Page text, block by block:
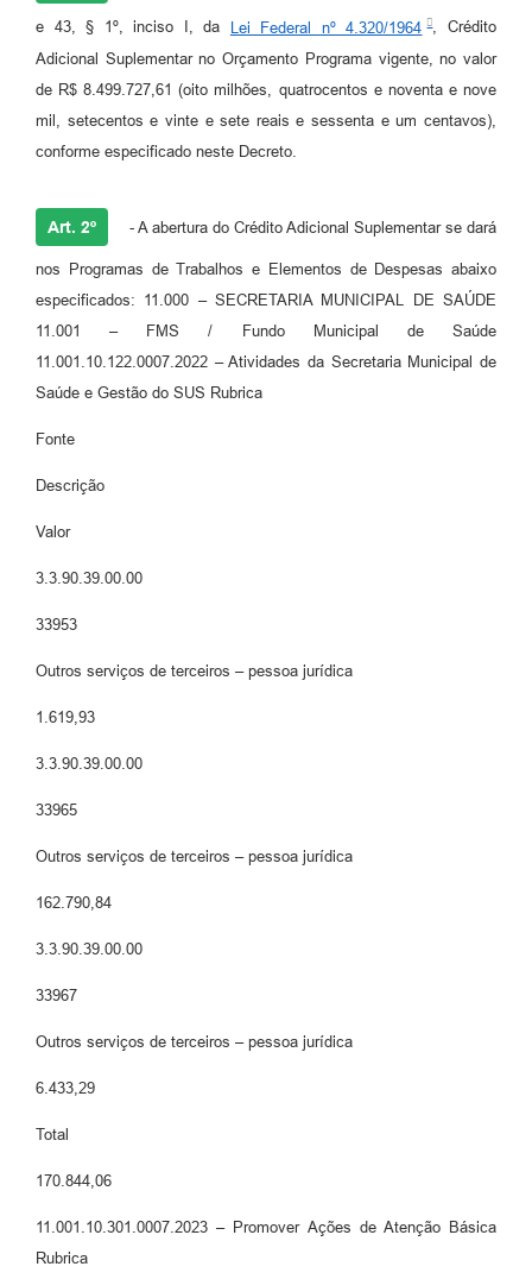
e 43, § 1º, inciso I, da Lei Federal nº 4.320/1964
, Crédito
Adicional Suplementar no Orçamento Programa vigente, no valor
de R$ 8.499.727,61 (oito milhões, quatrocentos e noventa e nove
mil, setecentos e vinte e sete reais e sessenta e um centavos),
conforme especificado neste Decreto.
Art. 2º - A abertura do Crédito Adicional Suplementar se dará
nos Programas de Trabalhos e Elementos de Despesas abaixo
especificados: 11.000 – SECRETARIA MUNICIPAL DE SAÚDE
11.001 – FMS / Fundo Municipal de Saúde
11.001.10.122.0007.2022 – Atividades da Secretaria Municipal de
Saúde e Gestão do SUS Rubrica
Fonte
Descrição
Valor
3.3.90.39.00.00
33953
Outros serviços de terceiros – pessoa jurídica
1.619,93
3.3.90.39.00.00
33965
Outros serviços de terceiros – pessoa jurídica
162.790,84
3.3.90.39.00.00
33967
Outros serviços de terceiros – pessoa jurídica
6.433,29
Total
170.844,06
11.001.10.301.0007.2023 – Promover Ações de Atenção Básica
Rubrica